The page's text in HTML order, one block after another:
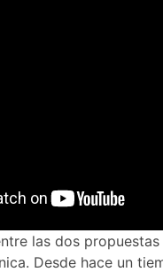
las dos
Desde hace un